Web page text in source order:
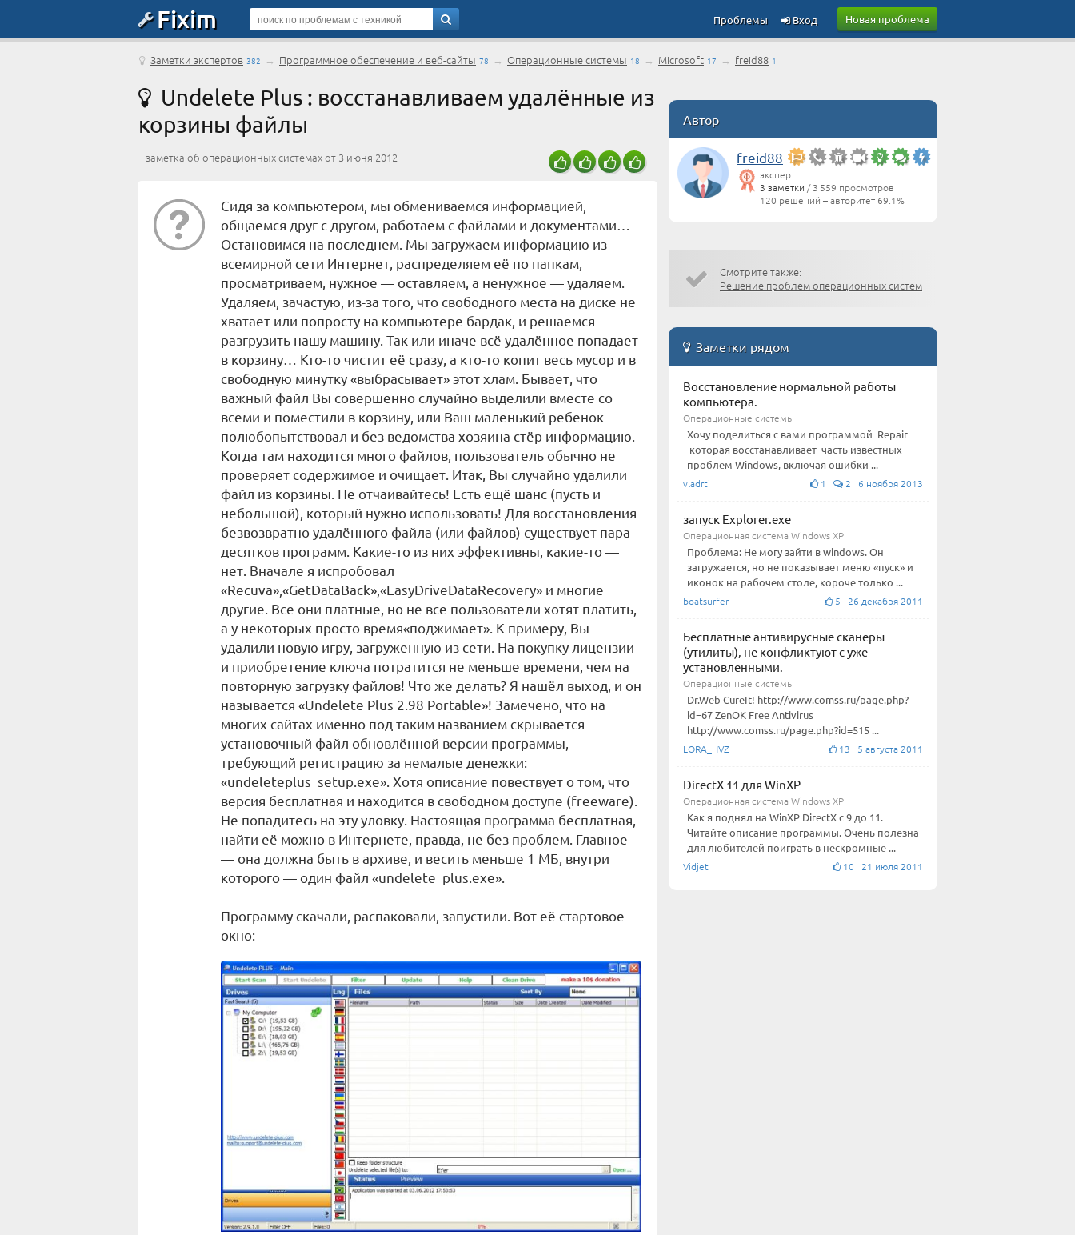
Fixim Новая проблема
Вход
Проблемы
Заметки экспертов 382 → Программное обеспечение и веб-сайты 78 → Операционные системы 18 → Microsoft 17 → freid88 1
Undelete Plus : восстанавливаем удалённые из
корзины файлы
заметка об операционных системах от 3 июня 2012
Сидя за компьютером, мы обмениваемся информацией,
общаемся друг с другом, работаем с файлами и документами…
Остановимся на последнем. Мы загружаем информацию из
всемирной сети Интернет, распределяем её по папкам,
просматриваем, нужное — оставляем, а ненужное — удаляем.
Удаляем, зачастую, из-за того, что свободного места на диске не
хватает или попросту на компьютере бардак, и решаемся
разгрузить нашу машину. Так или иначе всё удалённое попадает
в корзину… Кто-то чистит её сразу, а кто-то копит весь мусор и в
свободную минутку «выбрасывает» этот хлам. Бывает, что
важный файл Вы совершенно случайно выделили вместе со
всеми и поместили в корзину, или Ваш маленький ребенок
полюбопытствовал и без ведомства хозяина стёр информацию.
Когда там находится много файлов, пользователь обычно не
проверяет содержимое и очищает. Итак, Вы случайно удалили
файл из корзины. Не отчаивайтесь! Есть ещё шанс (пусть и
небольшой), который нужно использовать! Для восстановления
безвозвратно удалённого файла (или файлов) существует пара
десятков программ. Какие-то из них эффективны, какие-то —
нет. Вначале я испробовал
«Recuva»,«GetDataBack»,«EasyDriveDataRecovery» и многие
другие. Все они платные, но не все пользователи хотят платить,
а у некоторых просто время«поджимает». К примеру, Вы
удалили новую игру, загруженную из сети. На покупку лицензии
и приобретение ключа потратится не меньше времени, чем на
повторную загрузку файлов! Что же делать? Я нашёл выход, и он
называется «Undelete Plus 2.98 Portable»! Замечено, что на
многих сайтах именно под таким названием скрывается
установочный файл обновлённой версии программы,
требующий регистрацию за немалые денежки:
«undeleteplus_setup.exe». Хотя описание повествует о том, что
версия бесплатная и находится в свободном доступе (freeware).
Не попадитесь на эту уловку. Настоящая программа бесплатная,
найти её можно в Интернете, правда, не без проблем. Главное
— она должна быть в архиве, и весить меньше 1 МБ, внутри
которого — один файл «undelete_plus.exe».
Программу скачали, распаковали, запустили. Вот её стартовое
окно:
Автор
freid88
эксперт
3 заметки / 3 559 просмотров
120 решений – авторитет 69.1%
Смотрите также:
Решение проблем операционных систем
Заметки рядом
Восстановление нормальной работы
компьютера.
Операционные системы
Хочу поделиться с вами программой Repair
которая восстанавливает часть известных
проблем Windows, включая ошибки ...
vladrti 1 2 6 ноября 2013
запуск Explorer.exe
Операционная система Windows XP
Проблема: Не могу зайти в windows. Он
загружается, но не показывает меню «пуск» и
иконок на рабочем столе, короче только ...
boatsurfer 5 26 декабря 2011
Бесплатные антивирусные сканеры
(утилиты), не конфликтуют с уже
установленными.
Операционные системы
Dr.Web CureIt! http://www.comss.ru/page.php?
id=67 ZenOK Free Antivirus
http://www.comss.ru/page.php?id=515 ...
LORA_HVZ 13 5 августа 2011
DirectX 11 для WinXP
Операционная система Windows XP
Как я поднял на WinXP DirectX с 9 до 11.
Читайте описание программы. Очень полезна
для любителей поиграть в нескромные ...
Vidjet 10 21 июля 2011